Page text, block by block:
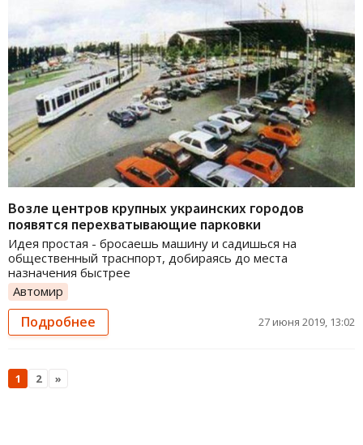
Возле центров крупных украинских городов
появятся перехватывающие парковки
Идея простая - бросаешь машину и садишься на
общественный траснпорт, добираясь до места
назначения быстрее
Автомир
Подробнее 27 июня 2019, 13:02
1 2 »